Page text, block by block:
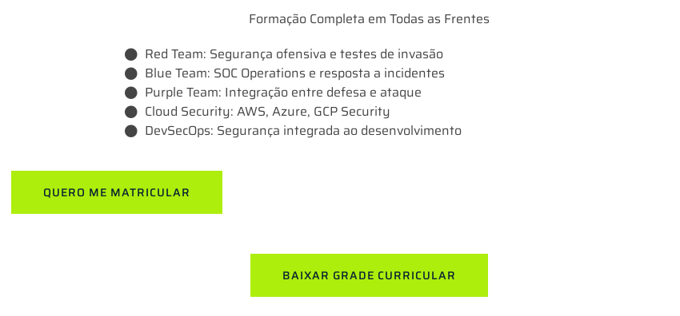
Formação Completa em Todas as Frentes
Red Team: Segurança ofensiva e testes de invasão
Blue Team: SOC Operations e resposta a incidentes
Purple Team: Integração entre defesa e ataque
Cloud Security: AWS, Azure, GCP Security
DevSecOps: Segurança integrada ao desenvolvimento
QUERO ME MATRICULAR
BAIXAR GRADE CURRICULAR